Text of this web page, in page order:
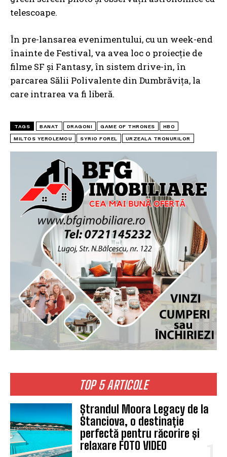
TOP 5 ARTICOLE
Ștrandul Moora Legacy de la
Stanciova, o destinație
perfectă pentru răcorire și
relaxare FOTO VIDEO
telescoape.
În pre-lansarea evenimentului, cu un week-end
înainte de Festival, va avea loc o proiecție de
filme SF și Fantasy, în sistem drive-in, în
parcarea Sălii Polivalente din Dumbrăvița, la
care intrarea va fi liberă.
TAGS BANAT DRAGONI GAME OF THRONES HBO
MILTOS YEROLEMOU SYRIO FOREL URZEALA TRONURILOR